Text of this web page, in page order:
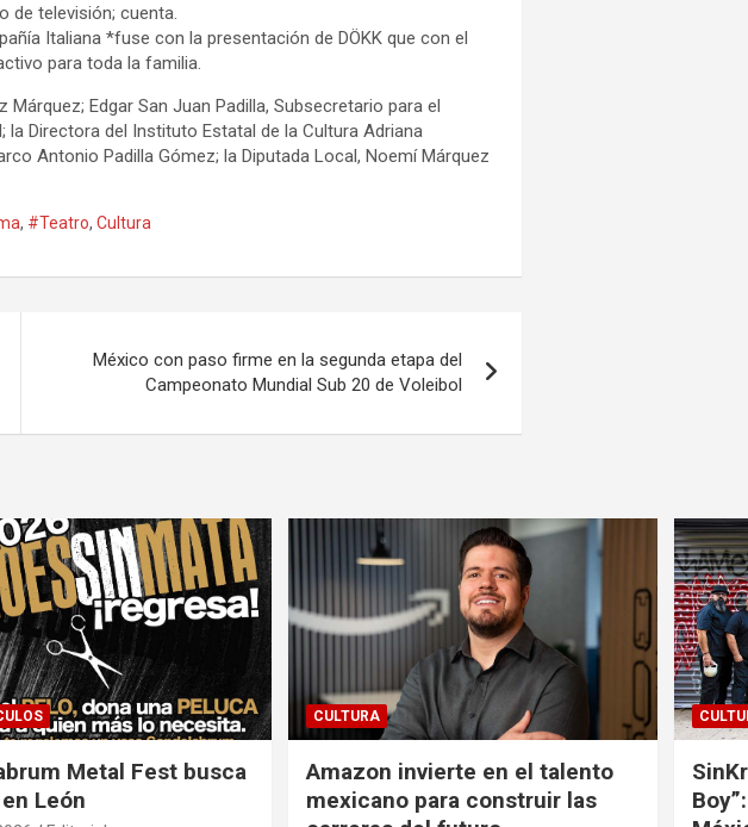
de televisión; cuenta.
Italiana *fuse con la presentación de DÖKK que con el
para toda la familia.
Edgar San Juan Padilla, Subsecretario para el
la Directora del Instituto Estatal de la Cultura Adriana
Antonio Padilla Gómez; la Diputada Local, Noemí Márquez
, #Teatro, Cultura
México con paso firme en la segunda etapa del
Campeonato Mundial Sub 20 de Voleibol
Metal Fest busca
León
CULTURA
Amazon invierte en el talento
mexicano para construir las